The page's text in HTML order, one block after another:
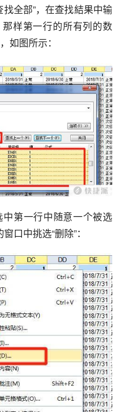
全部”，在查找結果中输
样第一行的所有列的数
如图所示：
第一行中随意一个被选
口中挑选“删除”：